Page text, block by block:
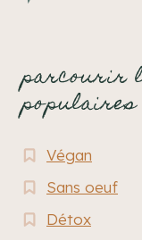
parcourir
populaires
Végan
Sans oeuf
Détox